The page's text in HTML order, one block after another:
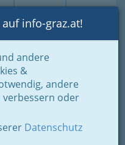
Login Toggle
info-graz.at!
andere
&
andere
verbessern oder
Datenschutz
AMS
Steiermark